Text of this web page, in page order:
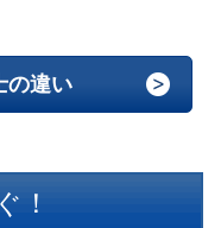
の違い
！